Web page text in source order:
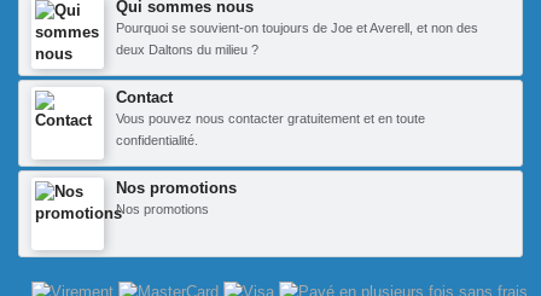
Qui sommes nous
Pourquoi se souvient-on toujours de Joe et Averell, et non des
deux Daltons du milieu ?
Contact
Vous pouvez nous contacter gratuitement et en toute
confidentialité.
Nos promotions
Nos promotions